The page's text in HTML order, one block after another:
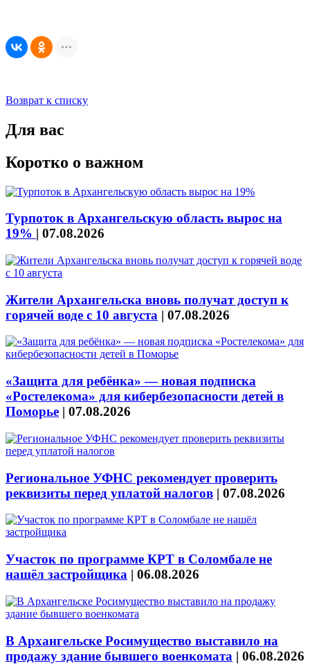
Возврат к списку
Для вас
Коротко о важном
Турпоток в Архангельскую область вырос на
19% | 07.08.2026
Жители Архангельска вновь получат доступ к
горячей воде с 10 августа | 07.08.2026
«Защита для ребёнка» — новая подписка
«Ростелекома» для кибербезопасности детей в
Поморье | 07.08.2026
Региональное УФНС рекомендует проверить
реквизиты перед уплатой налогов | 07.08.2026
Участок по программе КРТ в Соломбале не
нашёл застройщика | 06.08.2026
В Архангельске Росимущество выставило на
продажу здание бывшего военкомата | 06.08.2026